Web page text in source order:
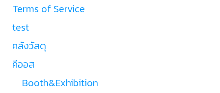
Terms of Service
test
คลังวัสดุ
คีออส
Booth&Exhibition